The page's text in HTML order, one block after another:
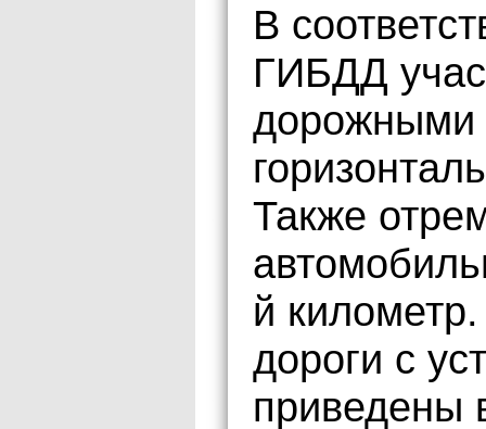
В
ГИБДД
дорожными
Также
й
дороги с
приведены